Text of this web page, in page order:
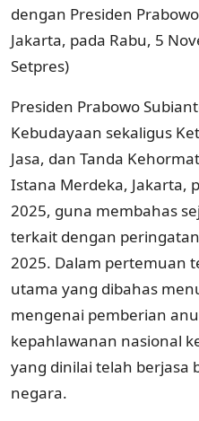
dengan Presiden
Jakarta, pada Rabu, 5
Setpres)
Presiden Prabowo
Kebudayaan sekaligus
Jasa, dan Tanda
Istana Merdeka, Jakarta,
2025, guna membahas
terkait dengan
2025. Dalam pertemuan
utama yang dibahas
mengenai pemberian
kepahlawanan nasional
yang dinilai telah berjasa
negara.